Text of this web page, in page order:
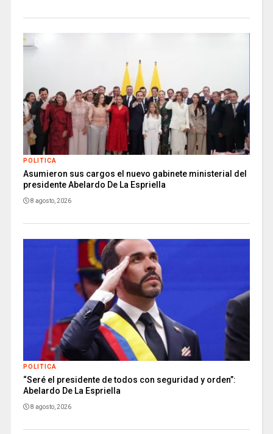
POLITICA
Asumieron sus cargos el nuevo gabinete ministerial del
presidente Abelardo De La Espriella
8 agosto, 2026
POLITICA
“Seré el presidente de todos con seguridad y orden”:
Abelardo De La Espriella
8 agosto, 2026